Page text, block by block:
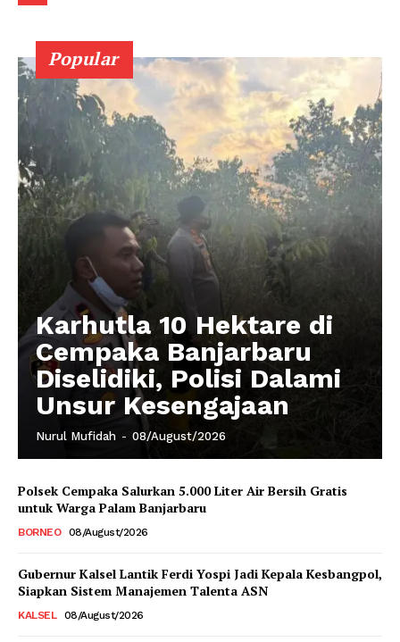
Popular
Karhutla 10 Hektare di
Cempaka Banjarbaru
Diselidiki, Polisi Dalami
Unsur Kesengajaan
Nurul Mufidah - 08/August/2026
Polsek Cempaka Salurkan 5.000 Liter Air Bersih Gratis
untuk Warga Palam Banjarbaru
BORNEO 08/August/2026
Gubernur Kalsel Lantik Ferdi Yospi Jadi Kepala Kesbangpol,
Siapkan Sistem Manajemen Talenta ASN
KALSEL 08/August/2026